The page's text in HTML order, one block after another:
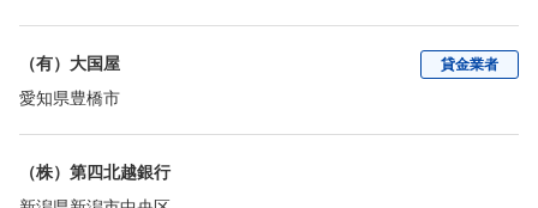
（有）大国屋
愛知県豊橋市
貸金業者
（株）第四北越銀行